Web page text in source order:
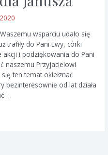
wsparciu udało się
trafiły do Pani Ewy, córki
akcji i podziękowania do Pani
naszemu Przyjacielowi
ten temat okiełznać
bezinteresownie od lat działa
…